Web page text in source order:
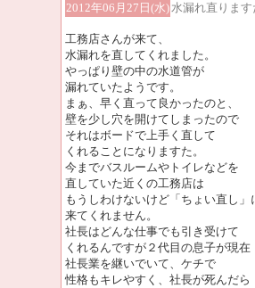
2012年06月27日(水)水漏れ直ります
工務店さんが来て、
水漏れを直してくれました。
やっぱり壁の中の水道管が
漏れていたようです。
まぁ、早く直って良かったのと、
壁を少し穴を開けてしまったので
それはボードで上手く直して
くれることになりますた。
今までバスルームやトイレなどを
直していた近くの工務店は
もうしわけないけど「ちょい直し」
来てくれません。
社長はどんな仕事でも引き受けて
くれるんですが２代目の息子が現在
社長業を継いでいて、ケチで
性格もキレやすく、社長が死んだら